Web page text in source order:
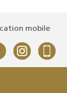
mobile